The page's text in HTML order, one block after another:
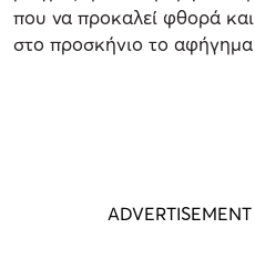
που να προκαλεί φθορά
στο προσκήνιο το